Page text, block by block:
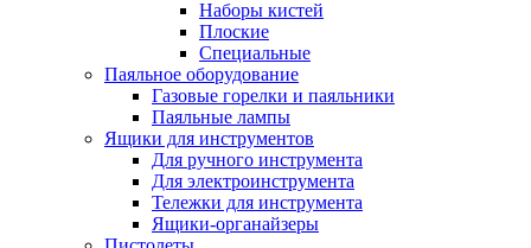
Наборы кистей
Плоские
Специальные
Паяльное оборудование
Газовые горелки и паяльники
Паяльные лампы
Ящики для инструментов
Для ручного инструмента
Для электроинструмента
Тележки для инструмента
Ящики-органайзеры